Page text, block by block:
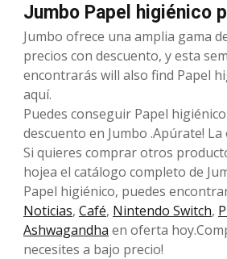
Jumbo Papel higiénico
Jumbo ofrece una amplia gama
precios con descuento, y esta
encontrarás will also find Papel
aquí.
Puedes conseguir Papel
descuento en Jumbo .Apúrate!
Si quieres comprar otros
hojea el catálogo completo de
Papel higiénico, puedes
Noticias, Café, Nintendo Switch,
Ashwagandha en oferta
necesites a bajo precio!